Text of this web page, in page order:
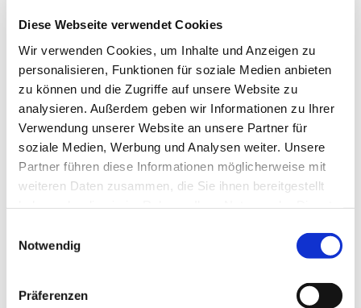
Diese Webseite verwendet Cookies
Wir verwenden Cookies, um Inhalte und Anzeigen zu
personalisieren, Funktionen für soziale Medien anbieten
zu können und die Zugriffe auf unsere Website zu
analysieren. Außerdem geben wir Informationen zu Ihrer
Verwendung unserer Website an unsere Partner für
soziale Medien, Werbung und Analysen weiter. Unsere
Partner führen diese Informationen möglicherweise mit
weiteren Daten zusammen, die Sie ihnen bereitgestellt
Notwendig
Präferenzen
Montag, 27. Juli 2026, 19:30 Uhr